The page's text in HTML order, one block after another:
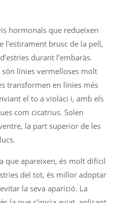
hormonals que redueixen
l’estirament brusc de la pell,
durant l’embaràs.
línies vermelloses molt
transformen en línies més
el to a violaci i, amb els
com cicatrius. Solen
la part superior de les
que apareixen, és molt difícil
del tot, és millor adoptar
la seva aparició. La